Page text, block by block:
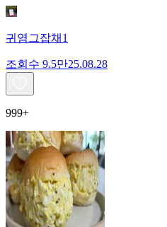
귀염그잡채1
조회수 9.5만25.08.28
999+